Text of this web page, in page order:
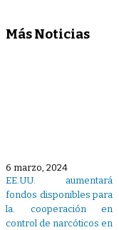
Más Noticias
6 marzo, 2024
EE.UU. aumentará
fondos disponibles para
la. cooperación en
control de narcóticos en